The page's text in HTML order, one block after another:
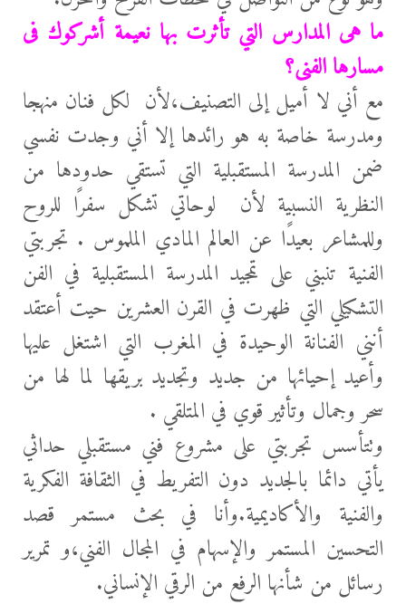
ما هى المدارس التي تأثرت بها نعيمة أشركوك فى
مسارها الفنى؟
مع أني لا أميل إلى التصنيف،لأن لكل فنان منهجا
ومدرسة خاصة به هو رائدها إلا أني وجدت نفسي
ضمن المدرسة المستقبلية التي تستقي حدودها من
النظرية النسبية لأن لوحاتي تشكل سفرًا للروح
وللمشاعر بعيدًا عن العالم المادي الملموس . تجربتي
الفنية تنبني على تمجيد المدرسة المستقبلية في الفن
التشكيلي التي ظهرت في القرن العشرين حيت أعتقد
أنني الفنانة الوحيدة في المغرب التي اشتغل عليها
وأعيد إحيائها من جديد وتجديد بريقها لما لها من
سحر وجمال وتأثير قوي في المتلقي .
وتتأسس تجربتي على مشروع فني مستقبلي حداثي
يأتي دائما بالجديد دون التفريط في الثقافة الفكرية
والفنية والأكاديمية.وأنا في بحث مستمر قصد
التحسين المستمر والإسهام في المجال الفني،و تمرير
رسائل من شأنها الرفع من الرقي الإنساني.